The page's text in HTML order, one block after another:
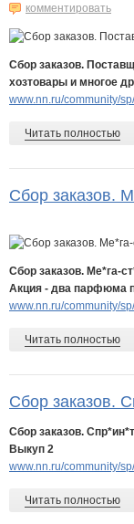
комментировать
Сбор заказов.
хозтовары и многое
www.nn.ru/community/
Читать полностью
Сбор заказов.
Сбор заказов. Ме*га-
Акция - два парфюма
www.nn.ru/community/
Читать полностью
Сбор заказов.
Сбор заказов.
Выкуп 2
www.nn.ru/community/
Читать полностью